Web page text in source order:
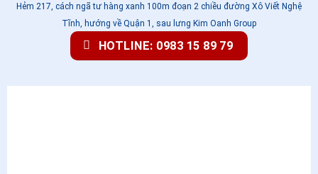
Hẻm 217, cách ngã tư hàng xanh 100m đoạn 2 chiều đường Xô Viết Nghệ
Tĩnh, hướng về Quận 1, sau lưng Kim Oanh Group
HOTLINE: 0983 15 89 79